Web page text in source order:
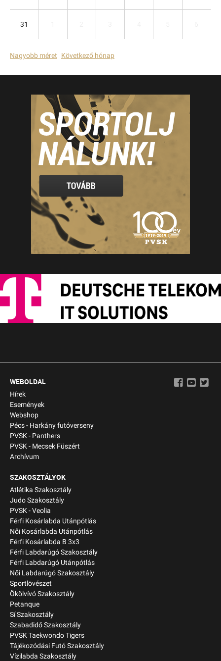
31
Nagyobb méret Következő hónap
WEBOLDAL
Hírek
Események
Webshop
Pécs - Harkány futóverseny
PVSK - Panthers
PVSK - Mecsek Füszért
Archívum
SZAKOSZTÁLYOK
Atlétika Szakosztály
Judo Szakosztály
PVSK - Veolia
Férfi Kosárlabda Utánpótlás
Női Kosárlabda Utánpótlás
Férfi Kosárlabda B 3x3
Férfi Labdarúgó Szakosztály
Férfi Labdarúgó Utánpótlás
Női Labdarúgó Szakosztály
Sportlövészet
Ökölvívó Szakosztály
Petanque
Sí Szakosztály
Szabadidő Szakosztály
PVSK Taekwondo Tigers
Tájékozódási Futó Szakosztály
Vízilabda Szakosztály